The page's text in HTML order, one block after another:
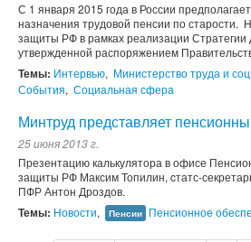
С 1 января 2015 года в России
назначения трудовой пенсии по
защиты РФ в рамках реализации Стратегии
утвержденной распоряжением
Темы: Интервью, Министерство труда и
События, Социальная сфера
Минтруд представляет
25 июня 2013 г.
Презентацию калькулятора в офисе
защиты РФ Максим Топилин, cтатс-
ПФР Антон Дроздов.
Темы: Новости, Пенсии Пенсионное